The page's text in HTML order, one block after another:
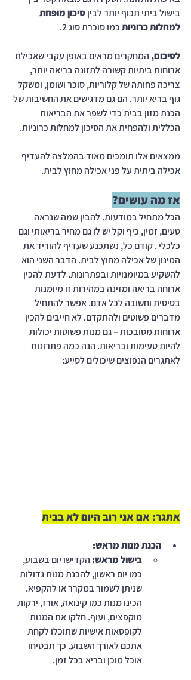
בישול ביתי תכוף יותר לבין סיכון מופחת
למחלות כרוניות כמו סוכרת סוג 2.
לסיכום, המחקרים מראים באופן עקבי שאכילת
ארוחות ביתיות קשורה לתזונה בריאה יותר,
צריכה פחותה של קלוריות, סוכר ושומן, ומשקל
גוף בריא יותר. הם גם מדגישים את החשיבות של
הכנת מזון בבית כדי לשפר את הבריאות
הכללית ולהפחית את הסיכון למחלות כרוניות.
ממצאים אלו תומכים מאוד בהמלצה להעדיף
אכילה ביתית על פני אכילה מחוץ לבית.
אז מה עושים?
הכל מתחיל במודעות. להבין שמה שנראה
טעים, זמין, כיף וקל יש לו גם מחיר בריאותי וגם
כלכלי . קודם כל, נשתכנע שעדיף להוריד את
המינון של אכילה מחוץ לבית. הדבר השני הוא
להשקיע במיומנויות ובפתרונות. לדעת להכין
ארוחה בריאה ומזינה במהירות זו מיומנות
בסיסית וחשובה לכל אדם. אפשר להתחיל
מדברים פשוטים ולהתקדם. לא חייבים להכין
ארוחות מסובכות – גם מנות פשוטות יכולות
להיות טעימות ובריאות. הנה כמה פתרונות
לאתגרים הנפוצים שיכולים לסייע:
אתגר: אם אני רוב היום לא בבית
הכנת מנות מראש:
בישול מראש: הקדישו יום בשבוע,
כמו יום ראשון, להכנת מנות גדולות
שניתן לשמור במקרר או להקפיא.
הכינו מנות כמו קינואה, אורז, ירקות
מוקפצים, ועוף. חלקו את המנות
לקופסאות אישיות שתוכלו לקחת
אתכם לאורך השבוע. כך תבטיחו
אוכל מוכן ובריא בכל זמן.